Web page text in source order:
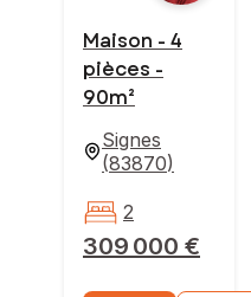
Maison - 4
pièces -
90m²
Signes
(83870)
309 000 €
2